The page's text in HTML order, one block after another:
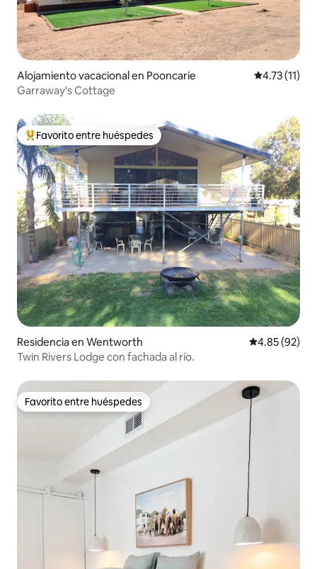
Alojamiento vacacional en Pooncarie Calificación
4.73 (11)
Garraway's Cottage
De los mejores en Favorito entre huéspedes
Favorito entre huéspedes
Residencia en Wentworth Calificación
4.85 (92)
Twin Rivers Lodge con fachada al río.
Favorito entre huéspedes
Favorito entre huéspedes